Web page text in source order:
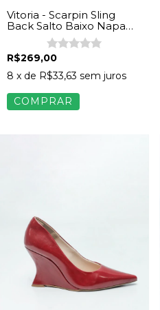
Vitoria - Scarpin Sling
Back Salto Baixo Napa
Off White
R$269,00
8 x de R$33,63 sem juros
COMPRAR